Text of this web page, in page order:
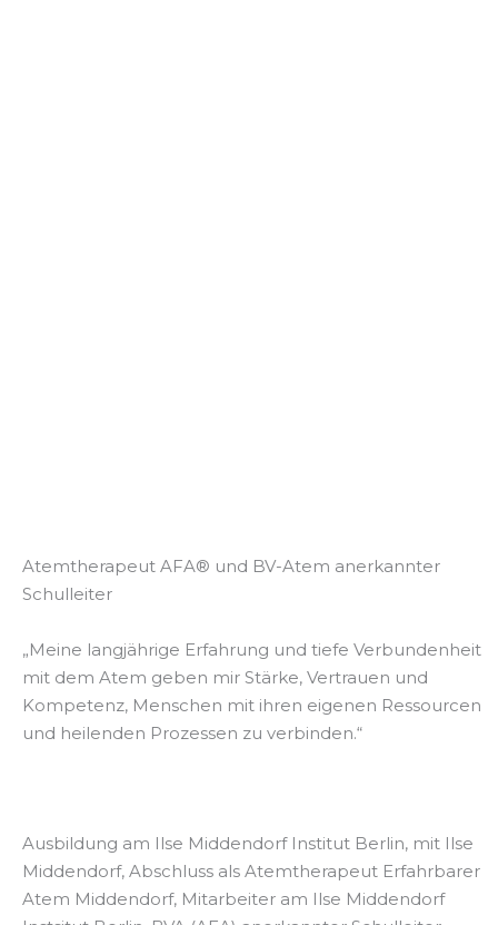
Atemtherapeut AFA® und BV-Atem anerkannter
Schulleiter
„Meine langjährige Erfahrung und tiefe Verbundenheit
mit dem Atem geben mir Stärke, Vertrauen und
Kompetenz, Menschen mit ihren eigenen Ressourcen
und heilenden Prozessen zu verbinden.“
Ausbildung am Ilse Middendorf Institut Berlin, mit Ilse
Middendorf, Abschluss als Atemtherapeut Erfahrbarer
Atem Middendorf, Mitarbeiter am Ilse Middendorf